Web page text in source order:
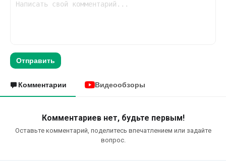
Отправить
Комментарии Видеообзоры
Комментариев нет, будьте первым!
Оставьте комментарий, поделитесь впечатлением или задайте
вопрос.